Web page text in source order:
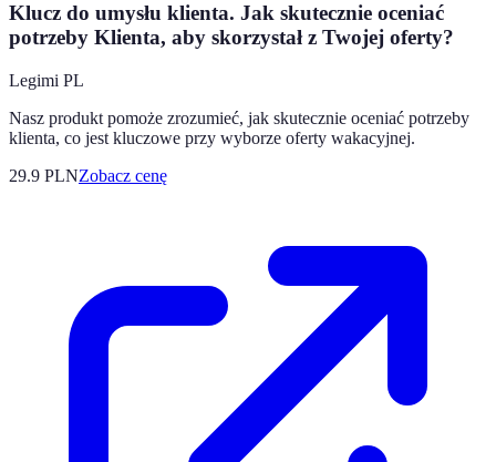
Klucz do umysłu klienta. Jak skutecznie oceniać
potrzeby Klienta, aby skorzystał z Twojej oferty?
Legimi PL
Nasz produkt pomoże zrozumieć, jak skutecznie oceniać potrzeby
klienta, co jest kluczowe przy wyborze oferty wakacyjnej.
29.9 PLNZobacz cenę